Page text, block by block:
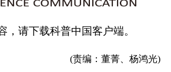
，请下载科普中国客户端。
(责编：董菁、杨鸿光)